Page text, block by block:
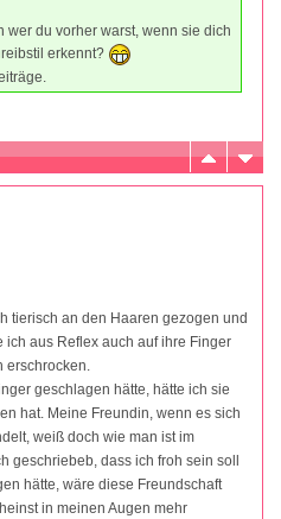
du vorher warst, wenn sie dich
erkennt?
tierisch an den Haaren gezogen und
aus Reflex auch auf ihre Finger
erschrocken.
geschlagen hätte, hätte ich sie
hat. Meine Freundin, wenn es sich
weiß doch wie man ist im
geschriebeb, dass ich froh sein soll
hätte, wäre diese Freundschaft
in meinen Augen mehr